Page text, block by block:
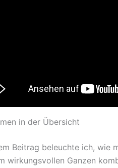
in der Übersicht
Beitrag beleuchte ich, wie
wirkungsvollen Ganzen